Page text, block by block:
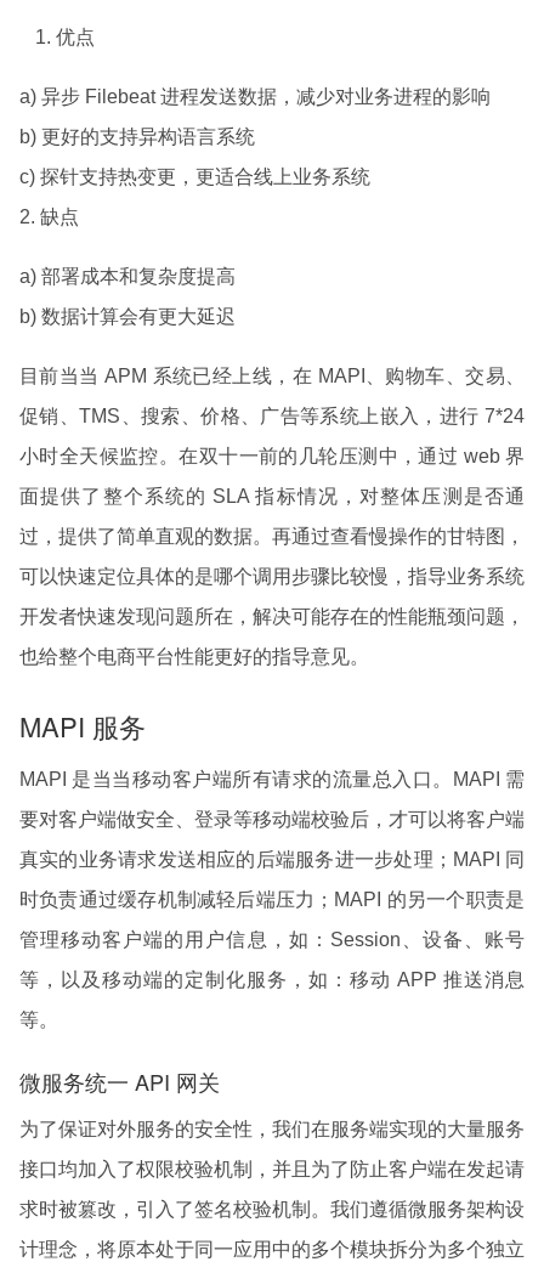
优点
a) 异步 Filebeat 进程发送数据，减少对业务进程的影响
b) 更好的支持异构语言系统
c) 探针支持热变更，更适合线上业务系统
2. 缺点
a) 部署成本和复杂度提高
b) 数据计算会有更大延迟
目前当当 APM 系统已经上线，在 MAPI、购物车、交易、
促销、TMS、搜索、价格、广告等系统上嵌入，进行 7*24
小时全天候监控。在双十一前的几轮压测中，通过 web 界
面提供了整个系统的 SLA 指标情况，对整体压测是否通
过，提供了简单直观的数据。再通过查看慢操作的甘特图，
可以快速定位具体的是哪个调用步骤比较慢，指导业务系统
开发者快速发现问题所在，解决可能存在的性能瓶颈问题，
也给整个电商平台性能更好的指导意见。
MAPI 服务
MAPI 是当当移动客户端所有请求的流量总入口。MAPI 需
要对客户端做安全、登录等移动端校验后，才可以将客户端
真实的业务请求发送相应的后端服务进一步处理；MAPI 同
时负责通过缓存机制减轻后端压力；MAPI 的另一个职责是
管理移动客户端的用户信息，如：Session、设备、账号
等，以及移动端的定制化服务，如：移动 APP 推送消息
等。
微服务统一 API 网关
为了保证对外服务的安全性，我们在服务端实现的大量服务
接口均加入了权限校验机制，并且为了防止客户端在发起请
求时被篡改，引入了签名校验机制。我们遵循微服务架构设
计理念，将原本处于同一应用中的多个模块拆分为多个独立